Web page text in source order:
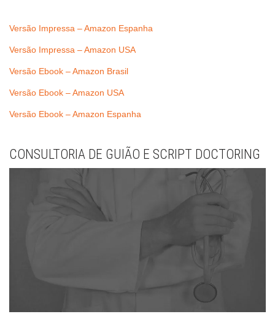
Versão Impressa – Amazon Espanha
Versão Impressa – Amazon USA
Versão Ebook – Amazon Brasil
Versão Ebook – Amazon USA
Versão Ebook – Amazon Espanha
CONSULTORIA DE GUIÃO E SCRIPT DOCTORING